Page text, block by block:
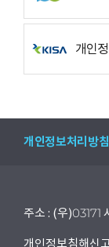
개인
개인정보처리방침
주소 : (우)03171
개인정보침해신